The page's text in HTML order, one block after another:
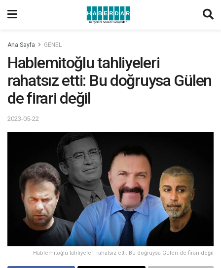
Ana Sayfa GENEL
Hablemitoğlu tahliyeleri
rahatsız etti: Bu doğruysa Gülen
de firari değil
2023-05-22
Hablemitoğlu tahliyeleri rahatsız etti: Bu doğruysa Gülen de firari değil